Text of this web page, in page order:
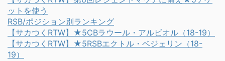
ットを使う
RSB/ポジション別ランキング
【サカつくRTW】★5CBラウール・アルビオル（18-19）
【サカつくRTW】★5RSBエクトル・ベジェリン（18-
19）